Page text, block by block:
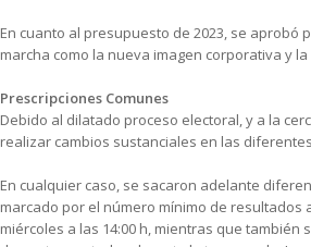
En cuanto al presupuesto de 2023, se
marcha como la nueva imagen corporativa y
Prescripciones Comunes
Debido al dilatado proceso electoral, y a la
realizar cambios sustanciales en las
En cualquier caso, se sacaron adelante
marcado por el número mínimo de resultados
miércoles a las 14:00 h, mientras que